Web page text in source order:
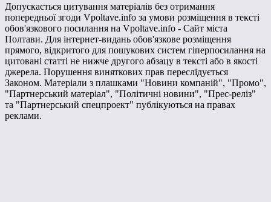
Допускається цитування матеріалів без отримання
попередньої згоди Vpoltave.info за умови розміщення в тексті
обов'язкового посилання на Vpoltave.info - Сайт міста
Полтави. Для інтернет-видань обов'язкове розміщення
прямого, відкритого для пошукових систем гіперпосилання на
цитовані статті не нижче другого абзацу в тексті або в якості
джерела. Порушення виняткових прав переслідується
Законом. Матеріали з плашками "Новини компаній", "Промо",
"Партнерський матеріал", "Політичні новини", "Прес-реліз"
та "Партнерський спецпроект" публікуються на правах
реклами.